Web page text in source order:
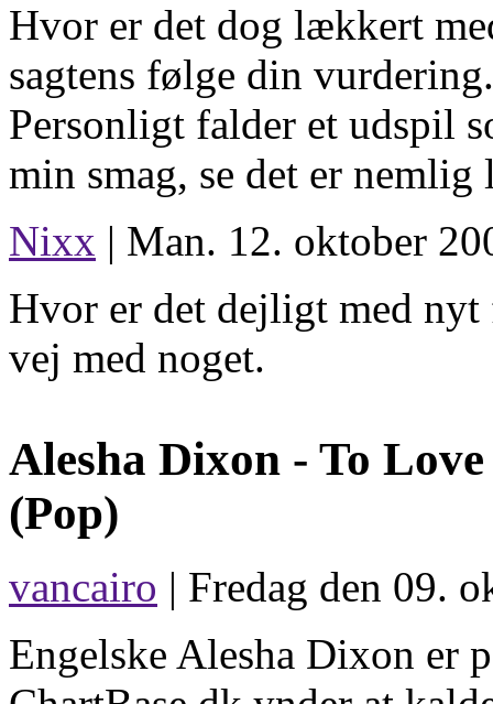
Hvor er det dog lækkert
sagtens følge din vurdering.
Personligt falder et udspil
min smag, se det er
Nixx | Man. 12. oktober
Hvor er det dejligt med nyt
vej med noget.
Alesha Dixon - To
(Pop)
vancairo | Fredag den 09.
Engelske Alesha Dixon er